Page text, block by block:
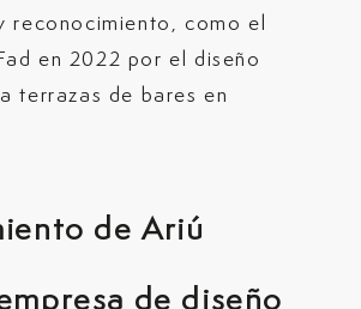
reconocimiento, como el
en 2022 por el diseño
terrazas de bares en
de Ariú
de diseño